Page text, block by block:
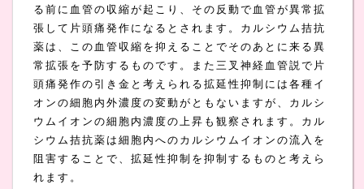
る前に血管の収縮が起こり、その反動で血管が異常拡
張して片頭痛発作になるとされます。カルシウム拮抗
薬は、この血管収縮を抑えることでそのあとに来る異
常拡張を予防するものです。また三叉神経血管説で片
頭痛発作の引き金と考えられる拡延性抑制には各種イ
オンの細胞内外濃度の変動がともないますが、カルシ
ウムイオンの細胞内濃度の上昇も観察されます。カル
シウム拮抗薬は細胞内へのカルシウムイオンの流入を
阻害することで、拡延性抑制を抑制するものと考えら
れます。